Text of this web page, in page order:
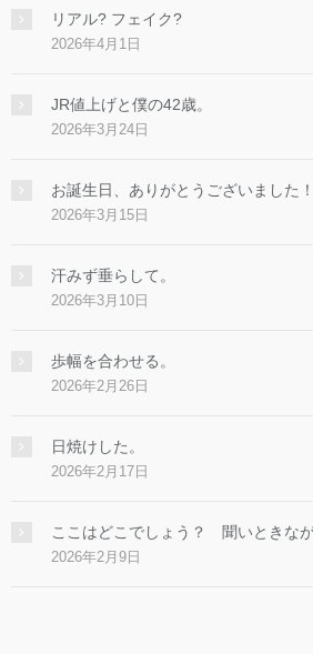
リアル? フェイク?
2026年4月1日
JR値上げと僕の42歳。
2026年3月24日
お誕生日、ありがとうございました！
2026年3月15日
汗みず垂らして。
2026年3月10日
歩幅を合わせる。
2026年2月26日
日焼けした。
2026年2月17日
ここはどこでしょう？ 聞いときな
2026年2月9日